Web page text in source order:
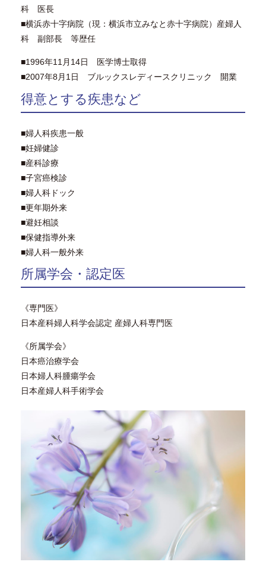
科 医長
■横浜赤十字病院（現：横浜市立みなと赤十字病院）産婦人
科 副部長 等歴任
■1996年11月14日 医学博士取得
■2007年8月1日 ブルックスレディースクリニック 開業
得意とする疾患など
■婦人科疾患一般
■妊婦健診
■産科診療
■子宮癌検診
■婦人科ドック
■更年期外来
■避妊相談
■保健指導外来
■婦人科一般外来
所属学会・認定医
《専門医》
日本産科婦人科学会認定 産婦人科専門医
《所属学会》
日本癌治療学会
日本婦人科腫瘍学会
日本産婦人科手術学会